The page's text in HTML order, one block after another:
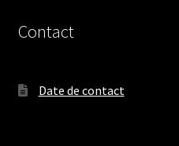
Contact
Date de contact